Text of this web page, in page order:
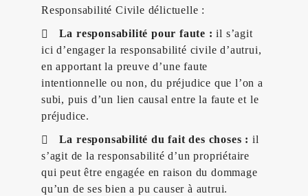
Responsabilité Civile délictuelle :
La responsabilité pour faute :il s’agit
ici d’engager la responsabilité civile d’autrui,
en apportant la preuve d’une faute
intentionnelle ou non, du préjudice que l’on a
subi, puis d’un lien causal entre la faute et le
préjudice.
La responsabilité du fait des choses : il
s’agit de la responsabilité d’un propriétaire
qui peut être engagée en raison du dommage
qu’un de ses bien a pu causer à autrui.